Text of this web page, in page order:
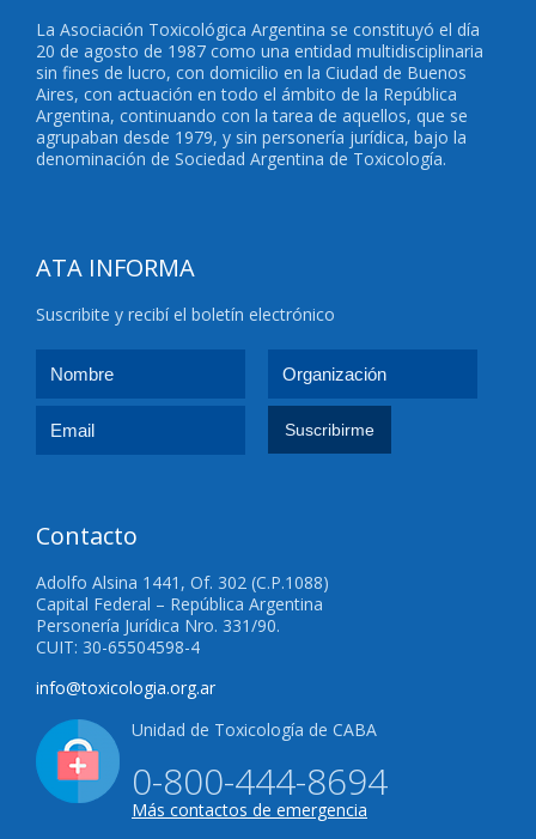
La Asociación Toxicológica Argentina se constituyó el día
20 de agosto de 1987 como una entidad multidisciplinaria
sin fines de lucro, con domicilio en la Ciudad de Buenos
Aires, con actuación en todo el ámbito de la República
Argentina, continuando con la tarea de aquellos, que se
agrupaban desde 1979, y sin personería jurídica, bajo la
denominación de Sociedad Argentina de Toxicología.
ATA INFORMA
Suscribite y recibí el boletín electrónico
Contacto
Adolfo Alsina 1441, Of. 302 (C.P.1088)
Capital Federal – República Argentina
Personería Jurídica Nro. 331/90.
CUIT: 30-65504598-4
info@toxicologia.org.ar
Unidad de Toxicología de CABA
0-800-444-8694
Más contactos de emergencia